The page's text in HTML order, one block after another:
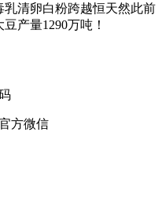
清卵白粉跨越恒天然此前
产量1290万吨！
方微信